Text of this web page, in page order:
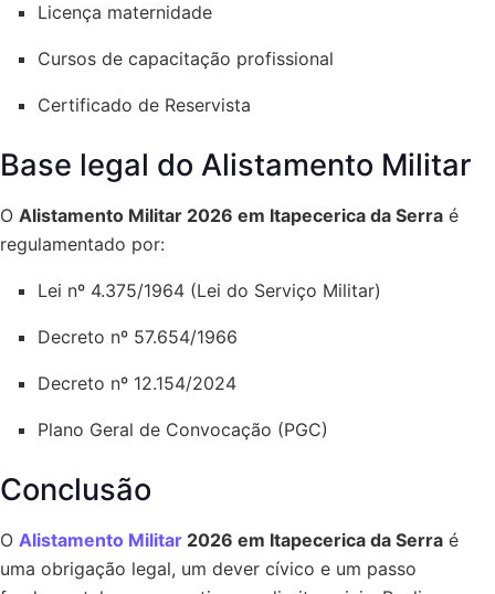
Licença maternidade
Cursos de capacitação profissional
Certificado de Reservista
Base legal do Alistamento Militar
O Alistamento Militar 2026 em Itapecerica da Serra é
regulamentado por:
Lei nº 4.375/1964 (Lei do Serviço Militar)
Decreto nº 57.654/1966
Decreto nº 12.154/2024
Plano Geral de Convocação (PGC)
Conclusão
O Alistamento Militar 2026 em Itapecerica da Serra é
uma obrigação legal, um dever cívico e um passo